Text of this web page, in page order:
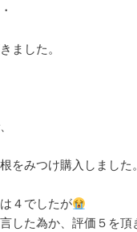
ました。
をみつけ購入しました
４でしたが
した為か、評価５を頂